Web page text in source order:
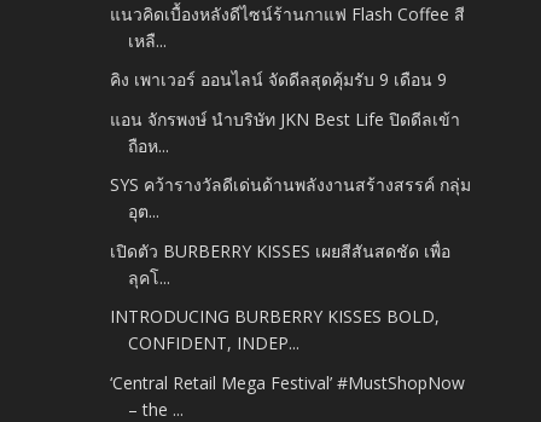
แนวคิดเบื้องหลังดีไซน์ร้านกาแฟ Flash Coffee สี
เหลื...
คิง เพาเวอร์ ออนไลน์ จัดดีลสุดคุ้มรับ 9 เดือน 9
แอน จักรพงษ์ นำบริษัท JKN Best Life ปิดดีลเข้า
ถือห...
SYS คว้ารางวัลดีเด่นด้านพลังงานสร้างสรรค์ กลุ่ม
อุต...
เปิดตัว BURBERRY KISSES เผยสีสันสดชัด เพื่อ
ลุคโ...
INTRODUCING BURBERRY KISSES BOLD,
CONFIDENT, INDEP...
‘Central Retail Mega Festival’ #MustShopNow
– the ...